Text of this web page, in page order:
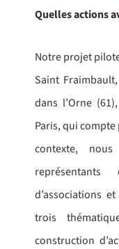
Quelles actions
Notre projet
Saint
dans l’Orne
Paris, qui compte
contexte,
représentants
d’associations
trois
construction